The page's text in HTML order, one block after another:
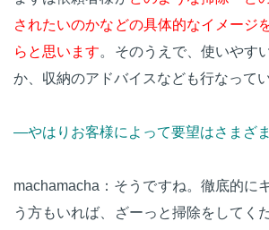
されたいのかなどの具体的なイメージ
らと思います。そのうえで、使いやす
か、収納のアドバイスなども行なってい
—やはりお客様によって要望はさまざ
machamacha：そうですね。徹底的に
う方もいれば、ざーっと掃除をしてく